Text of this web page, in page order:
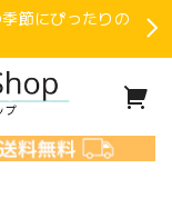
節にぴったりの